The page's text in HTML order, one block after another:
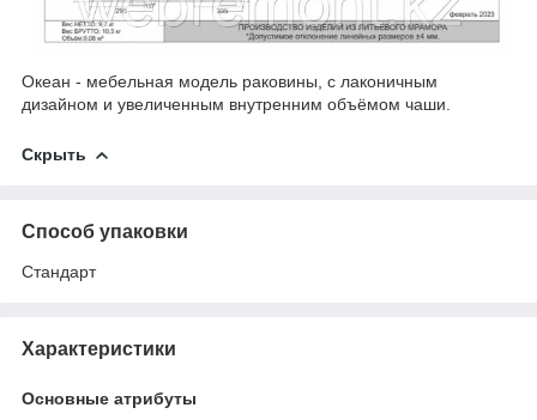
Океан - мебельная модель раковины, с лаконичным
дизайном и увеличенным внутренним объёмом чаши.
Скрыть
Способ упаковки
Стандарт
Характеристики
Основные атрибуты